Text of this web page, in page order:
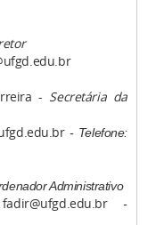
- Secretária da
- Telefone:
Administrativo
fadir@ufgd.edu.br
-